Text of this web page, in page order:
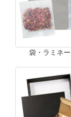
袋・ラミネ